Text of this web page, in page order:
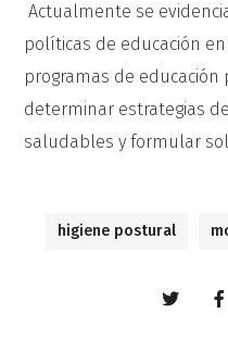
Actualmente se
políticas de educación
programas de
determinar estrategias
saludables y formular
higiene postural